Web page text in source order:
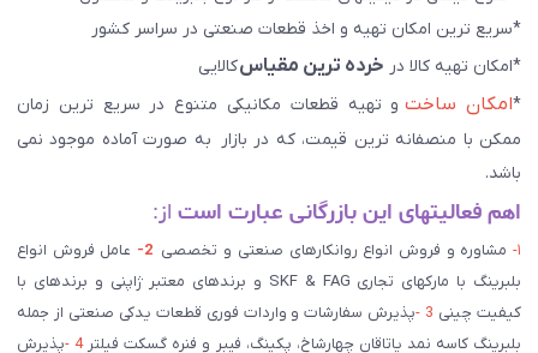
*سریع ترین امکان تهیه و اخذ قطعات صنعتی در سراسر کشور
*امکان تهیه کالا در خرده ترین مقیاسکالایی
*امکان ساختو تهیه قطعات مکانیکی متنوع در سریع ترین زمان
ممکن با منصفانه ترین قیمت، که در بازار به صورت آماده موجود نمی
باشد.
اهم فعالیتهای این بازرگانی عبارت است از:
۱- مشاوره و فروش انواع روانکارهای صنعتی و تخصصی 2-
عامل فروش انواع
بلبرینگ با مارکهای تجاری SKF & FAG و برندهای معتبر ژاپنی و برندهای با
کیفیت چینی 3 - پذیرش سفارشات و واردات فوری قطعات یدکی صنعتی از جمله
بلبرینگ کاسه نمد یاتاقان چهارشاخ، پکینگ، فیبر و فنره گسکت فیلتر4 - پذیرش